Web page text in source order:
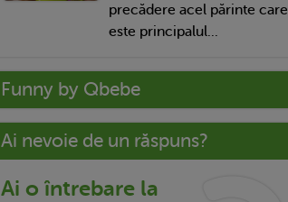
precădere acel părinte care
este principalul...
Funny by Qbebe
Ai nevoie de un răspuns?
Ai o întrebare la